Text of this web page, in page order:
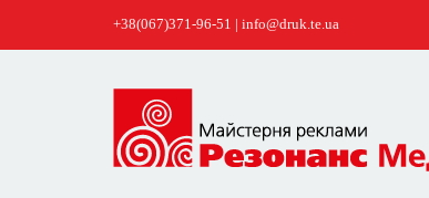
+38(067)371-96-51 | info@druk.te.ua